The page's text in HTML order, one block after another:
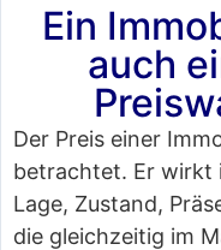
Ein
auch
Der Preis einer
betrachtet. Er wirkt
Lage, Zustand,
die gleichzeitig im